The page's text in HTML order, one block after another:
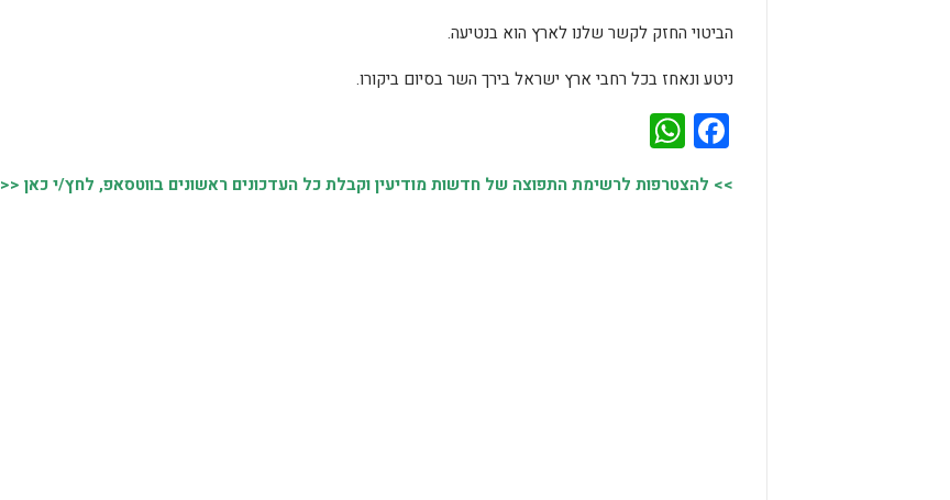
הביטוי החזק לקשר שלנו לארץ הוא בנטיעה.
ניטע ונאחז בכל רחבי ארץ ישראל בירך השר בסיום ביקורו.
Facebook
>> להצטרפות לרשימת התפוצה של חדשות מודיעין וקבלת כל העדכונים ראשונים בווטסאפ, לחץ/י כאן <<